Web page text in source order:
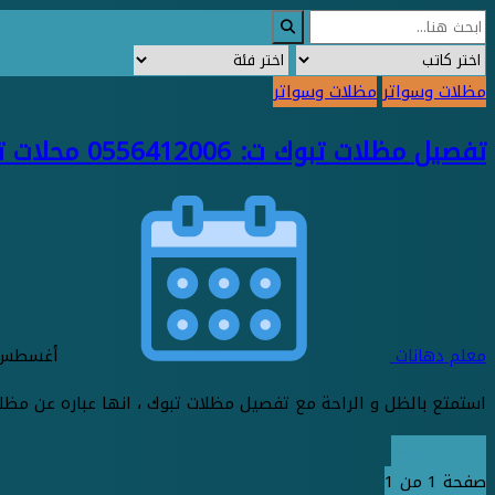
مظلات وسواترمظلات وسواتر
تفصيل مظلات تبوك ت: 0556412006 محلات تفصيل مظلات تبوك – مظله سيارة متنقلة ساكو تبوك – حداد مظلات رخيص تبوك
معلم دهانات
أغسطس 31,
استمتع بالظل و الراحة مع تفصيل مظلات تبوك ، انها عباره عن
صفحة 1 من 1